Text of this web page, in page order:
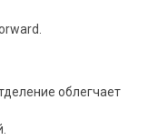
облегчает